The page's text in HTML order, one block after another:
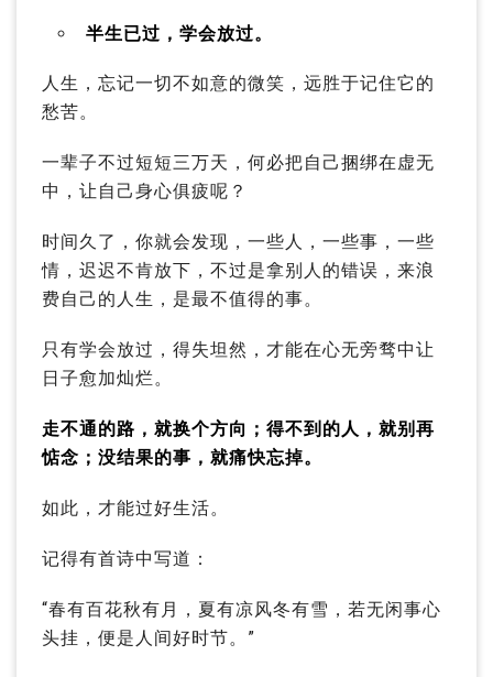
半生已过，学会放过。
人生，忘记一切不如意的微笑，远胜于记住它的
愁苦。
一辈子不过短短三万天，何必把自己捆绑在虚无
中，让自己身心俱疲呢？
时间久了，你就会发现，一些人，一些事，一些
情，迟迟不肯放下，不过是拿别人的错误，来浪
费自己的人生，是最不值得的事。
只有学会放过，得失坦然，才能在心无旁骛中让
日子愈加灿烂。
走不通的路，就换个方向；得不到的人，就别再
惦念；没结果的事，就痛快忘掉。
如此，才能过好生活。
记得有首诗中写道：
“春有百花秋有月，夏有凉风冬有雪，若无闲事心
头挂，便是人间好时节。”